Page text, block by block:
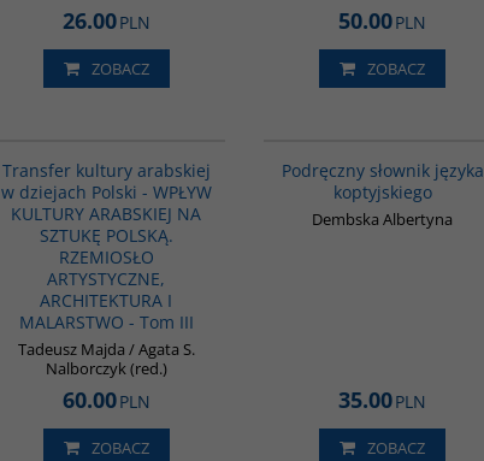
26.00PLN
ZOBACZ
50.00PLN
ZOBACZ
Transfer kultury arabskiej
w dziejach Polski - WPŁYW
KULTURY ARABSKIEJ NA
SZTUKĘ POLSKĄ.
RZEMIOSŁO
ARTYSTYCZNE,
ARCHITEKTURA I
MALARSTWO - Tom III
Tadeusz Majda / Agata S.
Nalborczyk (red.)
60.00PLN
ZOBACZ
Podręczny słownik języka
koptyjskiego
Dembska Albertyna
35.00PLN
ZOBACZ